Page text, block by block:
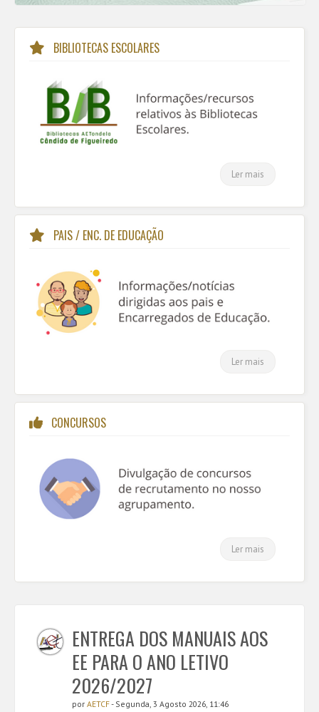
BIBLIOTECAS ESCOLARES
Ler mais
PAIS / ENC. DE EDUCAÇÃO
Ler mais
CONCURSOS
Ler mais
ENTREGA DOS MANUAIS AOS
EE PARA O ANO LETIVO
2026/2027
por AETCF- Segunda, 3 Agosto 2026, 11:46